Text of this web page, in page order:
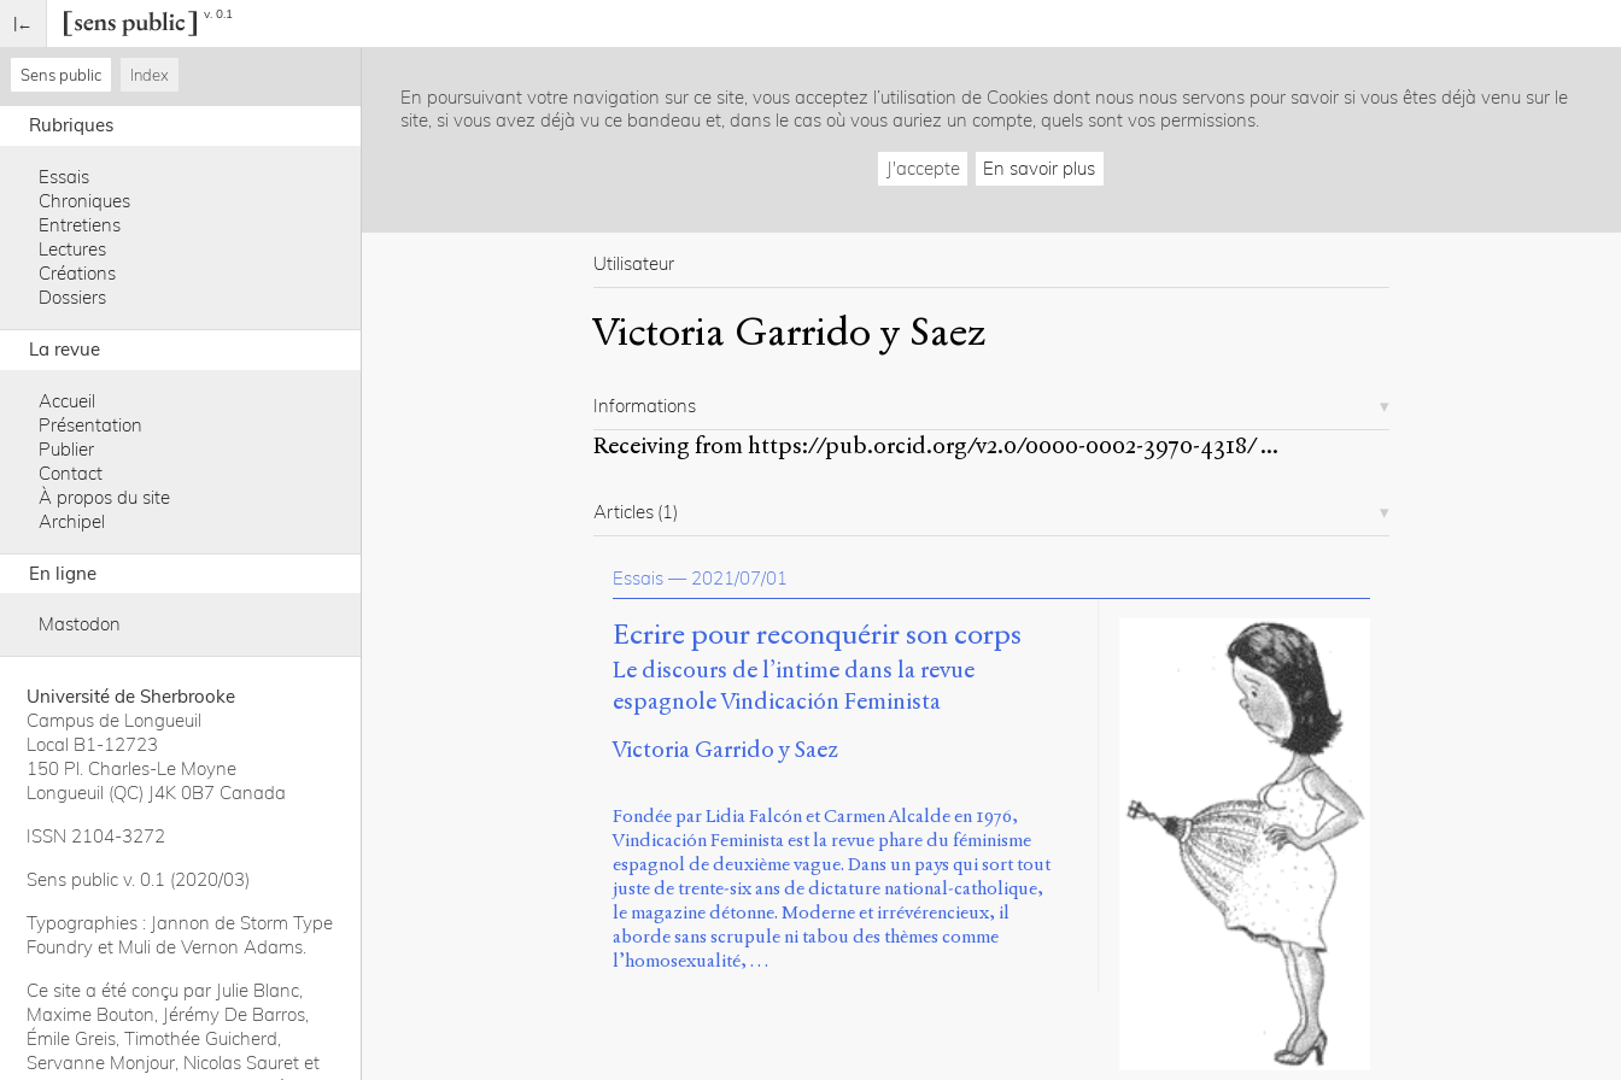
v. 0.1
Sens public Index
Rubriques
Essais
Chroniques
Entretiens
Lectures
Créations
Dossiers
La revue
Accueil
Présentation
Publier
Contact
À propos du site
Archipel
En ligne
Mastodon
Université de Sherbrooke
Campus de Longueuil
Local B1-12723
150 Pl. Charles-Le Moyne
Longueuil (QC) J4K 0B7 Canada
ISSN 2104-3272
Sens public v. 0.1 (2020/03)
Typographies : Jannon de Storm Type
Foundry et Muli de Vernon Adams.
Ce site a été conçu par Julie Blanc,
Maxime Bouton, Jérémy De Barros,
Émile Greis, Timothée Guicherd,
Servanne Monjour, Nicolas Sauret et
En poursuivant votre navigation sur ce site, vous acceptez l’utilisation de Cookies dont nous nous servons pour savoir si vous êtes déjà venu sur le
site, si vous avez déjà vu ce bandeau et, dans le cas où vous auriez un compte, quels sont vos permissions.
J'accepte En savoir plus
Utilisateur
Victoria Garrido y Saez
Informations
Receiving fromhttps://pub.orcid.org/v2.0/0000-0002-3970-4318/...
Articles (1)
Essais — 2021/07/01
Ecrire pour reconquérir son corps
Le discours de l’intime dans la revue
espagnole Vindicación Feminista
Victoria Garrido y Saez
Fondée par Lidia Falcón et Carmen Alcalde en 1976,
Vindicación Feminista est la revue phare du féminisme
espagnol de deuxième vague. Dans un pays qui sort tout
juste de trente-six ans de dictature national-catholique,
le magazine détonne. Moderne et irrévérencieux, il
aborde sans scrupule ni tabou des thèmes comme
l’homosexualité, …